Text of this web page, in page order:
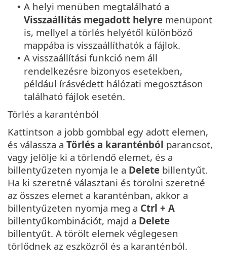
• A helyi menüben megtalálható a
Visszaállítás megadott helyre menüpont
is, mellyel a törlés helyétől különböző
mappába is visszaállíthatók a fájlok.
• A visszaállítási funkció nem áll
rendelkezésre bizonyos esetekben,
például írásvédett hálózati megosztáson
található fájlok esetén.
Törlés a karanténból
Kattintson a jobb gombbal egy adott elemen,
és válassza a Törlés a karanténból parancsot,
vagy jelölje ki a törlendő elemet, és a
billentyűzeten nyomja le a Delete billentyűt.
Ha ki szeretné választani és törölni szeretné
az összes elemet a karanténban, akkor a
billentyűzeten nyomja meg a Ctrl + A
billentyűkombinációt, majd a Delete
billentyűt. A törölt elemek véglegesen
törlődnek az eszközről és a karanténból.